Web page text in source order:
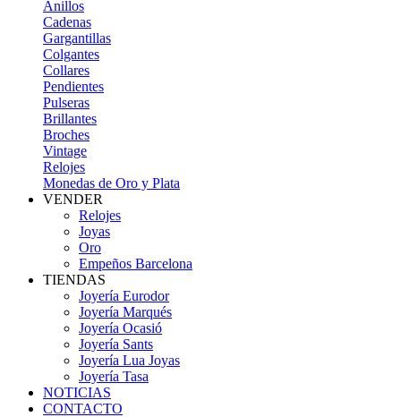
Anillos
Cadenas
Gargantillas
Colgantes
Collares
Pendientes
Pulseras
Brillantes
Broches
Vintage
Relojes
Monedas de Oro y Plata
VENDER
Relojes
Joyas
Oro
Empeños Barcelona
TIENDAS
Joyería Eurodor
Joyería Marqués
Joyería Ocasió
Joyería Sants
Joyería Lua Joyas
Joyería Tasa
NOTICIAS
CONTACTO